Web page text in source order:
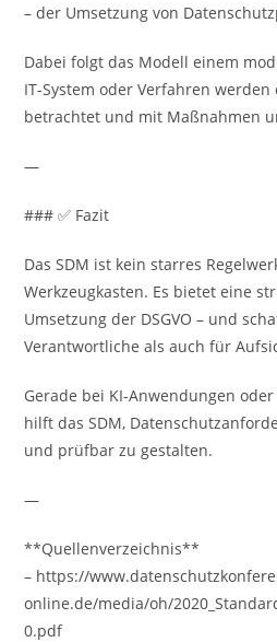
– der Umsetzung von
Dabei folgt das Modell einem
IT-System oder Verfahren werden
betrachtet und mit Maßnahmen
—
### ✅ Fazit
Das SDM ist kein starres
Werkzeugkasten. Es bietet eine
Umsetzung der DSGVO – und
Verantwortliche als auch für
Gerade bei KI-Anwendungen
hilft das SDM,
und prüfbar zu gestalten.
—
**Quellenverzeichnis**
– https://
online.de/media/oh/
0.pdf